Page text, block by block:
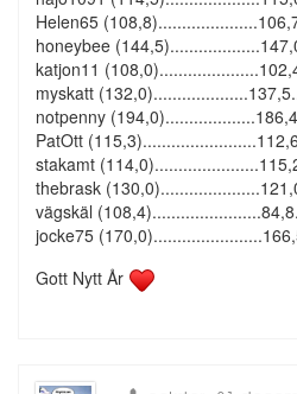
Helen65
honeybee
katjon11
myskatt
notpenny
PatOtt
stakamt
thebrask
vägskäl
jocke75
Gott Nytt År